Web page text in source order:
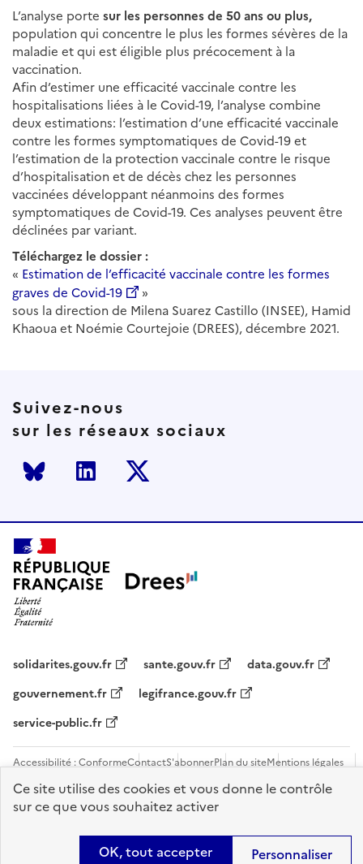
L’analyse porte sur les personnes de 50 ans ou plus,
population qui concentre le plus les formes sévères de la
maladie et qui est éligible plus précocement à la
vaccination.
Afin d’estimer une efficacité vaccinale contre les
hospitalisations liées à le Covid-19, l’analyse combine
deux estimations: l’estimation d’une efficacité vaccinale
contre les formes symptomatiques de Covid-19 et
l’estimation de la protection vaccinale contre le risque
d’hospitalisation et de décès chez les personnes
vaccinées développant néanmoins des formes
symptomatiques de Covid-19. Ces analyses peuvent être
déclinées par variant.
Téléchargez le dossier :
« Estimation de l’efficacité vaccinale contre les formes
graves de Covid-19
»
sous la direction de Milena Suarez Castillo (INSEE), Hamid
Khaoua et Noémie Courtejoie (DREES), décembre 2021.
Suivez-nous
sur les réseaux sociaux
Bluesky LinkedInTwitter
solidarites.gouv.fr sante.gouv.fr
data.gouv.fr
gouvernement.fr
legifrance.gouv.fr
service-public.fr
Accessibilité : ConformeContactS'abonnerPlan du siteMentions légales
Flux RSS
Recrutements
Sauf mention contraire, tous les contenus de ce site sont sous
Ce site utilise des cookies et vous donne le contrôle
sur ce que vous souhaitez activer
OK, tout accepter Personnaliser